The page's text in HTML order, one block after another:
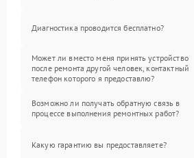
Диагностика проводится бесплатно?
Может ли вместо меня принять устройство
после ремонта другой человек, контактный
телефон которого я предоставлю?
Возможно ли получать обратную связь в
процессе выполнения ремонтных работ?
Какую гарантию вы предоставляете?